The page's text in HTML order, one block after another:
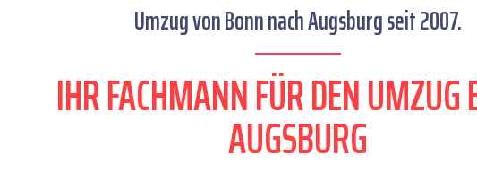
Umzug von Bonn nach Augsburg seit 2007.
IHR FACHMANN FÜR DEN UMZUG
AUGSBURG